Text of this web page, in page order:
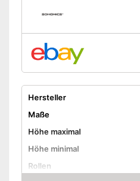
Hersteller
Maße
Höhe maximal
Höhe minimal
Rollen